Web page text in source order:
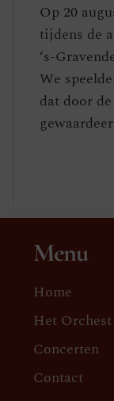
Op 20
tijdens de
‘s-
We
dat door
Menu
Home
Het Orchest
Concerten
Contact